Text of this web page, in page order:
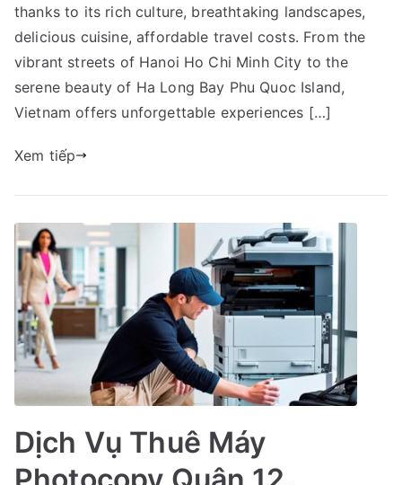
Austrian
Citizens
–
Complete
Guide
&
thanks to its rich culture, breathtaking landscapes,
delicious cuisine, affordable travel costs. From the
vibrant streets of Hanoi Ho Chi Minh City to the
serene beauty of Ha Long Bay Phu Quoc Island,
Vietnam offers unforgettable experiences […]
Xem tiếp
Dịch Vụ Thuê Máy